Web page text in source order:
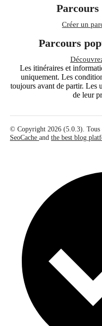
Créer un
Parcours
Les itinéraires et
uniquement. Les
toujours avant de partir. Les
de leur
© Copyright 2026 (5.0.3). Tous
SeoCache and the best blog